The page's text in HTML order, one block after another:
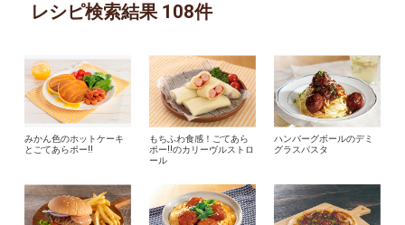
レシピ検索結果 108件
みかん色のホットケーキ
とごてあらポー‼
もちふわ食感！ごてあら
ポー‼のカリーヴルストロ
ール
ハンバーグボールのデミ
グラスパスタ